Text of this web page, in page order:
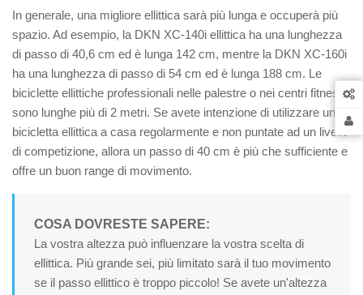
In generale, una migliore ellittica sarà più lunga e occuperà più
spazio. Ad esempio, la DKN XC-140i ellittica ha una lunghezza
di passo di 40,6 cm ed è lunga 142 cm, mentre la DKN XC-160i
ha una lunghezza di passo di 54 cm ed è lunga 188 cm. Le
biciclette ellittiche professionali nelle palestre o nei centri fitness
sono lunghe più di 2 metri. Se avete intenzione di utilizzare una
bicicletta ellittica a casa regolarmente e non puntate ad un livello
di competizione, allora un passo di 40 cm è più che sufficiente e
offre un buon range di movimento.
COSA DOVRESTE SAPERE:
La vostra altezza può influenzare la vostra scelta di
ellittica. Più grande sei, più limitato sarà il tuo movimento
se il passo ellittico è troppo piccolo! Se avete un'altezza